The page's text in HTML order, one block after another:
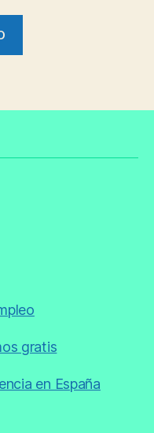
gratis
en España